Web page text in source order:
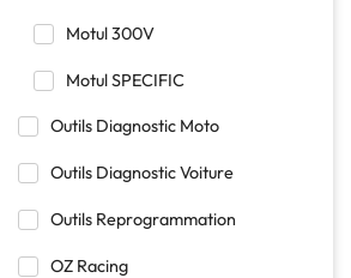
Motul 300V
Motul SPECIFIC
Outils Diagnostic Moto
Outils Diagnostic Voiture
Outils Reprogrammation
OZ Racing